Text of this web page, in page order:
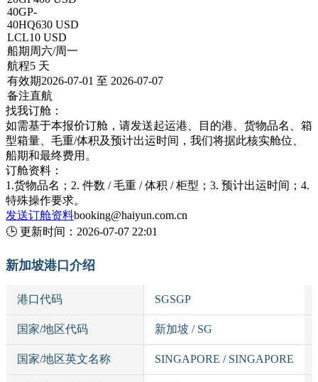
40GP-
40HQ630 USD
LCL10 USD
船期 周六/周一
航程5 天
有效期2026-07-01 至 2026-07-07
备注直航
找我订舱：
如需基于本报价订舱，请发送起运港、目的港、货物品名、箱
型箱量、毛重/体积及预计出运时间，我们将据此核实舱位、
船期和最终费用。
订舱资料：
1.货物品名；2. 件数 / 毛重 / 体积 / 柜型；3. 预计出运时间；4.
特殊操作要求。
发送订舱资料booking@haiyun.com.cn
🕒 更新时间： 2026-07-07 22:01
新加坡港口介绍
港口代码 SGSGP
国家/地区代码 新加坡 / SG
国家/地区英文名称 SINGAPORE / SINGAPORE